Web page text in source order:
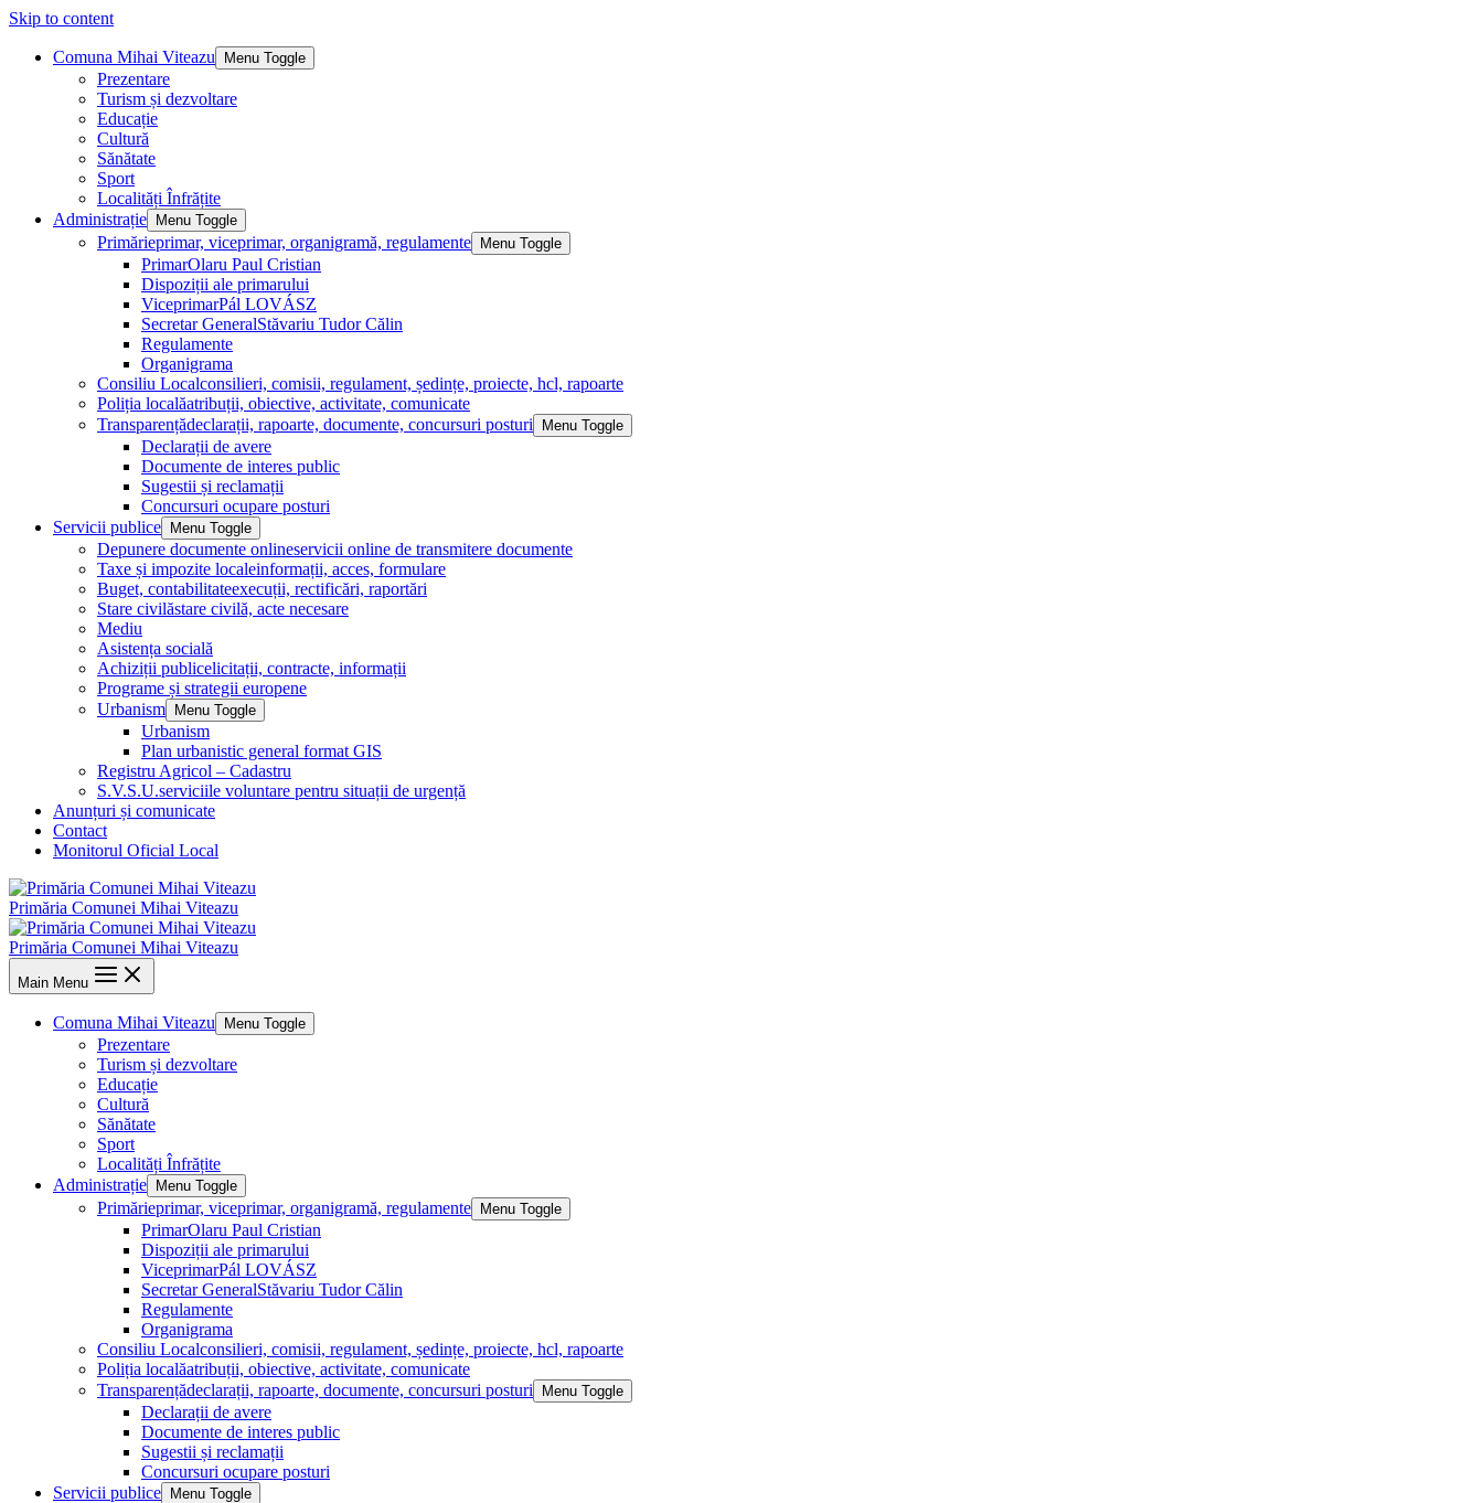
Skip to content
Comuna Mihai Viteazu Menu Toggle
Prezentare
Turism și dezvoltare
Educație
Cultură
Sănătate
Sport
Localități Înfrățite
Administrație
Menu Toggle
Primărieprimar, viceprimar, organigramă, regulamente Menu Toggle
PrimarOlaru Paul Cristian
Dispoziții ale primarului
ViceprimarPál LOVÁSZ
Secretar GeneralStăvariu Tudor Călin
Regulamente
Organigrama
Consiliu Localconsilieri, comisii, regulament, ședințe, proiecte, hcl, rapoarte
Poliția localăatribuții, obiective, activitate, comunicate
Transparențădeclarații, rapoarte, documente, concursuri posturi Menu Toggle
Declarații de avere
Documente de interes public
Sugestii și reclamații
Concursuri ocupare posturi
Servicii publice
Menu Toggle
Depunere documente onlineservicii online de transmitere documente
Taxe și impozite localeinformații, acces, formulare
Buget, contabilitateexecuții, rectificări, raportări
Stare civilăstare civilă, acte necesare
Mediu
Asistența socială
Achiziții publicelicitații, contracte, informații
Programe și strategii europene
Urbanism
Menu Toggle
Urbanism
Plan urbanistic general format GIS
Registru Agricol – Cadastru
S.V.S.U.serviciile voluntare pentru situații de urgență
Anunțuri și comunicate
Contact
Monitorul Oficial Local
Primăria Comunei Mihai Viteazu
Primăria Comunei Mihai Viteazu
Main Menu
Comuna Mihai Viteazu Menu Toggle
Prezentare
Turism și dezvoltare
Educație
Cultură
Sănătate
Sport
Localități Înfrățite
Administrație
Menu Toggle
Primărieprimar, viceprimar, organigramă, regulamente Menu Toggle
PrimarOlaru Paul Cristian
Dispoziții ale primarului
ViceprimarPál LOVÁSZ
Secretar GeneralStăvariu Tudor Călin
Regulamente
Organigrama
Consiliu Localconsilieri, comisii, regulament, ședințe, proiecte, hcl, rapoarte
Poliția localăatribuții, obiective, activitate, comunicate
Transparențădeclarații, rapoarte, documente, concursuri posturi Menu Toggle
Declarații de avere
Documente de interes public
Sugestii și reclamații
Concursuri ocupare posturi
Servicii publice
Menu Toggle